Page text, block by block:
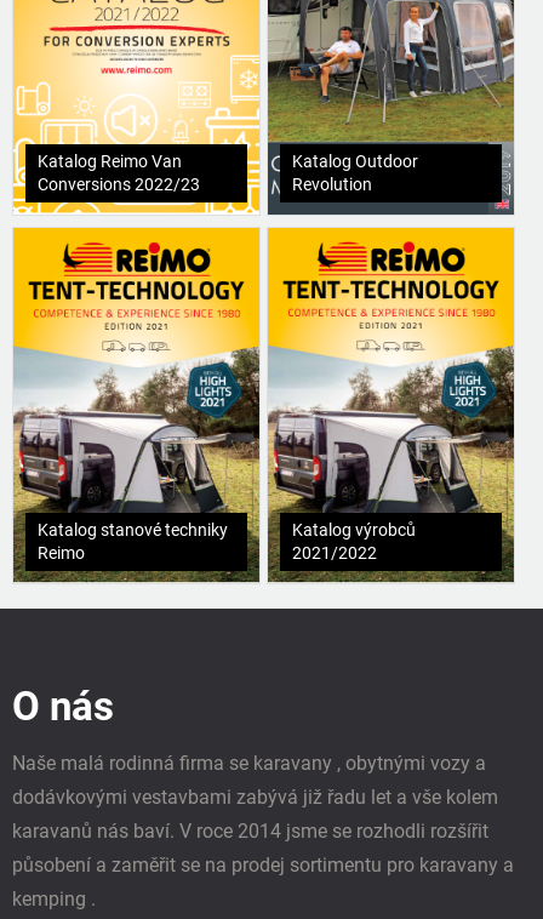
Katalog Reimo Van
Conversions 2022/23
Katalog Outdoor
Revolution
Katalog stanové techniky
Reimo
Katalog výrobců
2021/2022
O nás
Naše malá rodinná firma se karavany , obytnými vozy a
dodávkovými vestavbami zabývá již řadu let a vše kolem
karavanů nás baví. V roce 2014 jsme se rozhodli rozšířit
působení a zaměřit se na prodej sortimentu pro karavany a
kemping .